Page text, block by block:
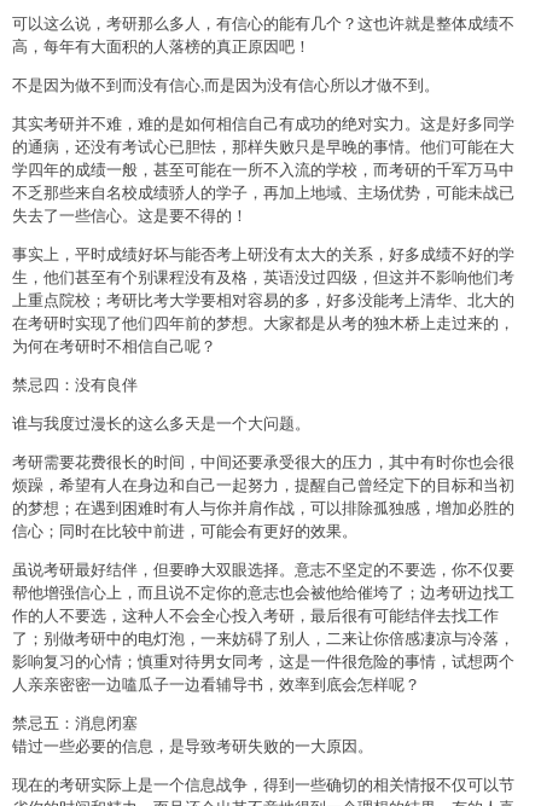
可以这么说，考研那么多人，有信心的能有几个？这也许就是整体成绩不
高，每年有大面积的人落榜的真正原因吧！
不是因为做不到而没有信心,而是因为没有信心所以才做不到。
其实考研并不难，难的是如何相信自己有成功的绝对实力。这是好多同学
的通病，还没有考试心已胆怯，那样失败只是早晚的事情。他们可能在大
学四年的成绩一般，甚至可能在一所不入流的学校，而考研的千军万马中
不乏那些来自名校成绩骄人的学子，再加上地域、主场优势，可能未战已
失去了一些信心。这是要不得的！
事实上，平时成绩好坏与能否考上研没有太大的关系，好多成绩不好的学
生，他们甚至有个别课程没有及格，英语没过四级，但这并不影响他们考
上重点院校；考研比考大学要相对容易的多，好多没能考上清华、北大的
在考研时实现了他们四年前的梦想。大家都是从考的独木桥上走过来的，
为何在考研时不相信自己呢？
禁忌四：没有良伴
谁与我度过漫长的这么多天是一个大问题。
考研需要花费很长的时间，中间还要承受很大的压力，其中有时你也会很
烦躁，希望有人在身边和自己一起努力，提醒自己曾经定下的目标和当初
的梦想；在遇到困难时有人与你并肩作战，可以排除孤独感，增加必胜的
信心；同时在比较中前进，可能会有更好的效果。
虽说考研最好结伴，但要睁大双眼选择。意志不坚定的不要选，你不仅要
帮他增强信心上，而且说不定你的意志也会被他给催垮了；边考研边找工
作的人不要选，这种人不会全心投入考研，最后很有可能结伴去找工作
了；别做考研中的电灯泡，一来妨碍了别人，二来让你倍感凄凉与冷落，
影响复习的心情；慎重对待男女同考，这是一件很危险的事情，试想两个
人亲亲密密一边嗑瓜子一边看辅导书，效率到底会怎样呢？
禁忌五：消息闭塞
错过一些必要的信息，是导致考研失败的一大原因。
现在的考研实际上是一个信息战争，得到一些确切的相关情报不仅可以节